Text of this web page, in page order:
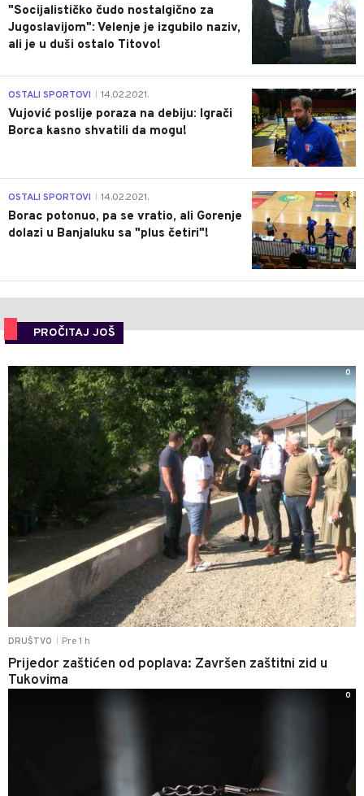
"Socijalističko čudo nostalgično za
Jugoslavijom": Velenje je izgubilo naziv,
ali je u duši ostalo Titovo!
1
OSTALI SPORTOVI 14.02.2021.
Vujović poslije poraza na debiju: Igrači
Borca kasno shvatili da mogu!
3
OSTALI SPORTOVI 14.02.2021.
Borac potonuo, pa se vratio, ali Gorenje
dolazi u Banjaluku sa "plus četiri"!
PROČITAJ JOŠ
DRUŠTVO Pre 1 h
Prijedor zaštićen od poplava: Završen zaštitni zid u
Tukovima
0
0